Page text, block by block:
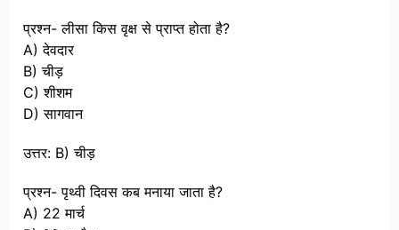
प्रश्न- लीसा किस वृक्ष से प्राप्त होता है?
A) देवदार
B) चीड़
C) शीशम
D) सागवान
उत्तर: B) चीड़
प्रश्न- पृथ्वी दिवस कब मनाया जाता है?
A) 22 मार्च